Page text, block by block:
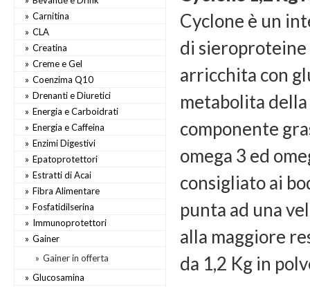
Carnitina
CLA
Creatina
Creme e Gel
Coenzima Q10
Drenanti e Diuretici
Energia e Carboidrati
Energia e Caffeina
Enzimi Digestivi
Epatoprotettori
Estratti di Acai
Fibra Alimentare
Fosfatidilserina
Immunoprotettori
Gainer
Gainer in offerta
Glucosamina
Cyclone è un
di sieroproteine
arricchita con
metabolita
componente
omega 3 ed
consigliato ai
punta ad una
alla maggiore
da 1,2 Kg in